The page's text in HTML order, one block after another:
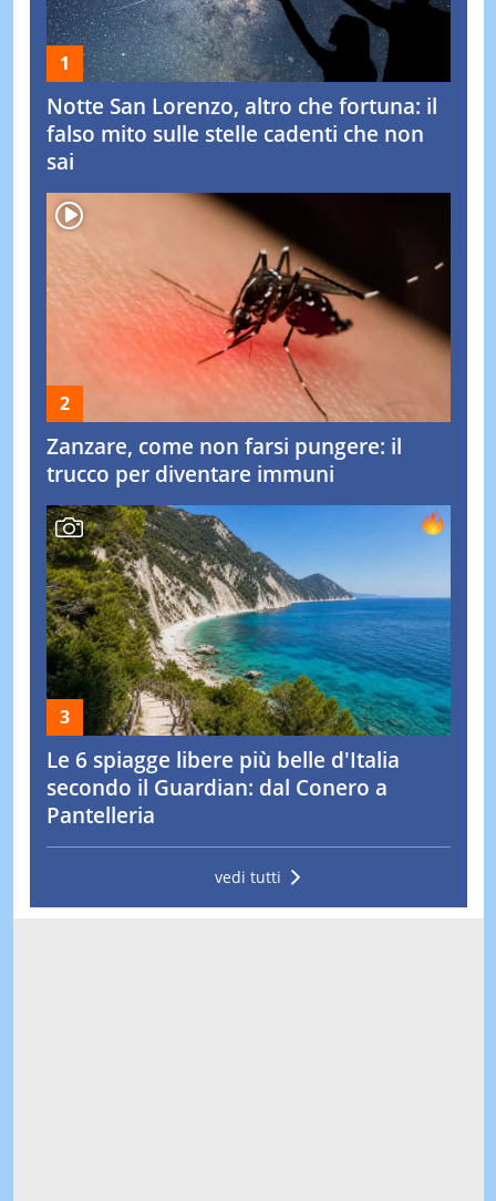
Notte San Lorenzo, altro che fortuna: il
falso mito sulle stelle cadenti che non
sai
Zanzare, come non farsi pungere: il
trucco per diventare immuni
Le 6 spiagge libere più belle d'Italia
secondo il Guardian: dal Conero a
Pantelleria
vedi tutti